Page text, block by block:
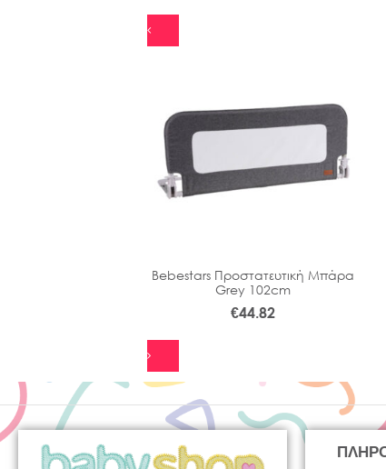
Bebestars Προστατευτική Μπάρα
Grey 102cm
€44.82